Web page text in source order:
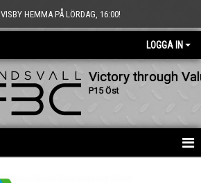
VISBY HEMMA PÅ LÖRDAG, 16:00!
LOGGA IN
Victory through
P15 Öst